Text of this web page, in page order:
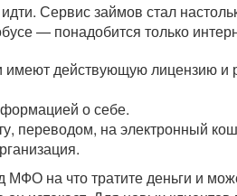
Сервис займов стал
— понадобится только
действующую лицензию и
о себе.
переводом, на электронный
МФО на что тратите деньги и